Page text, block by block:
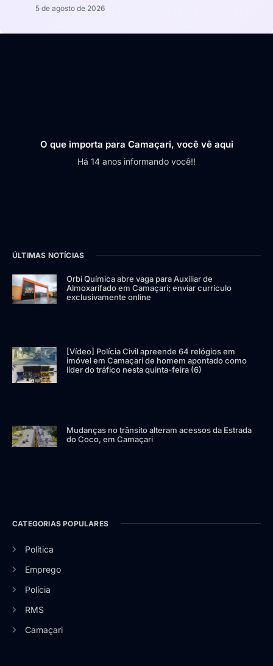
5 de agosto de 2026
O que importa para Camaçari, você vê aqui
Há 14 anos informando você!!
ÚLTIMAS NOTÍCIAS
Orbi Química abre vaga para Auxiliar de
Almoxarifado em Camaçari; enviar currículo
exclusivamente online
[Vídeo] Polícia Civil apreende 64 relógios em
imóvel em Camaçari de homem apontado como
líder do tráfico nesta quinta-feira (6)
Mudanças no trânsito alteram acessos da Estrada
do Coco, em Camaçari
CATEGORIAS POPULARES
Política
Emprego
Polícia
RMS
Camaçari